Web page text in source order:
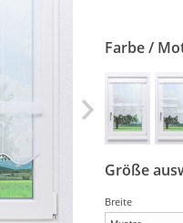
Farbe /
Größe
Breite